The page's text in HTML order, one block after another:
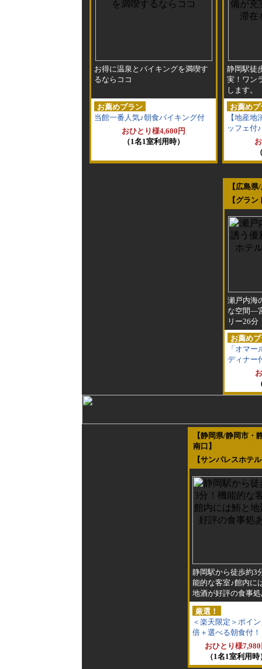
お得に温泉とバイキングを満喫す
るならココ
静岡駅徒
実！ワン
します。
お薦めプラン
当館一番人気♪朝食バイキング付
おひとり様4,600円
（1名1室利用時）
お薦めプ
【地産
ッフェ付♪
【広島
【グラ
瀬戸内海
な空間―
リー26分
お薦め
「オマ
ディナー
【静岡県/静岡市・
南口】
【サンパレスホテ
静岡駅から徒歩約3
能的な客室♪館内に
地酒が好評の食事
厳選！
＜楽天限定＞ポイ
倍＋選べる朝食付！
おひとり様
（1名1室利用時